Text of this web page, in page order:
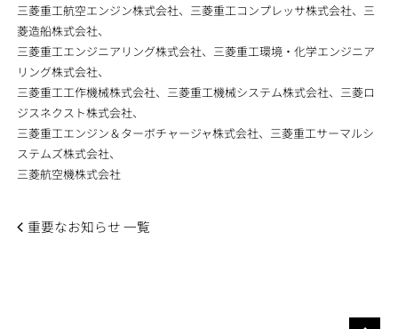
三菱重工航空エンジン株式会社、三菱重工コンプレッサ株式会社、三
菱造船株式会社、
三菱重工エンジニアリング株式会社、三菱重工環境・化学エンジニア
リング株式会社、
三菱重工工作機械株式会社、三菱重工機械システム株式会社、三菱ロ
ジスネクスト株式会社、
三菱重工エンジン＆ターボチャージャ株式会社、三菱重工サーマルシ
ステムズ株式会社、
三菱航空機株式会社
重要なお知らせ 一覧